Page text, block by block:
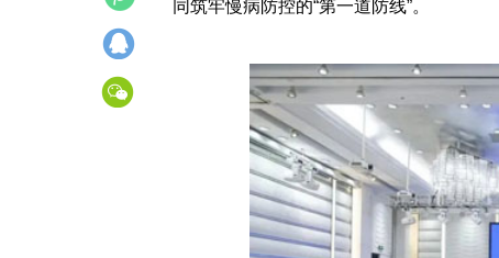
同筑牢慢病防控的“第一道防线”。